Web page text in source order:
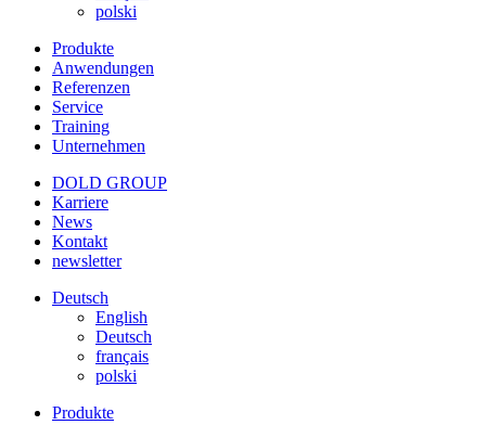
polski
Produkte
Anwendungen
Referenzen
Service
Training
Unternehmen
DOLD GROUP
Karriere
News
Kontakt
newsletter
Deutsch
English
Deutsch
français
polski
Produkte